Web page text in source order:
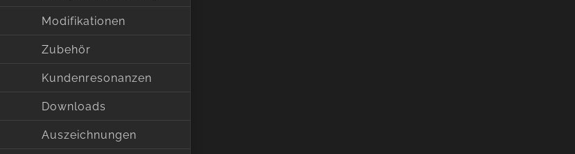
Modifikationen
Zubehör
Kundenresonanzen
Downloads
Auszeichnungen